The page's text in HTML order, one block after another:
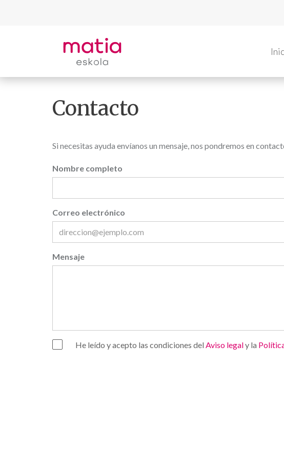
Contacto
Si necesitas ayuda envíanos un mensaje, nos pondremos en
Nombre completo
Correo electrónico
Mensaje
He leído y acepto las condiciones del Aviso legaly la